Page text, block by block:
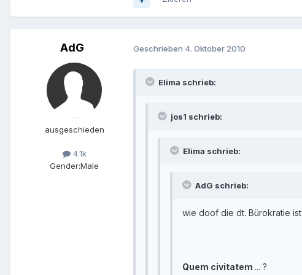
AdG
ausgeschieden
4.1k
Gender:Male
Geschrieben 4. Oktober 2010
Elima schrieb:
jos1 schrieb:
Elima schrieb:
AdG schrieb:
wie doof die dt. Bürokratie ist
Quem civitatem ... ?